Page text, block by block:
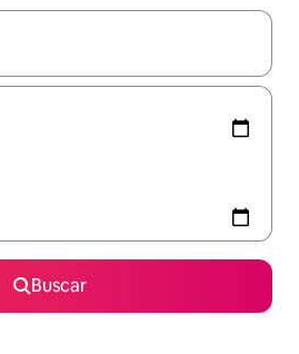
estiverem disponíveis, explore-os
Buscar